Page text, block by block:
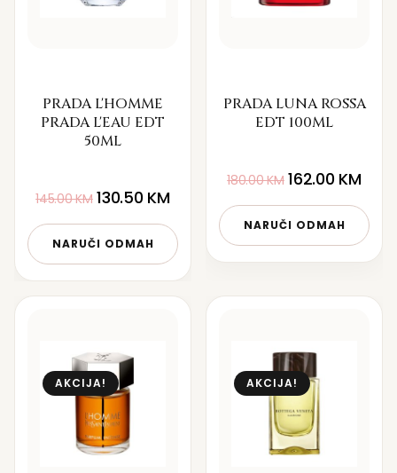
PRADA L'HOMME
PRADA L'EAU EDT
50ML
145.00KM 130.50 KM
NARUČI ODMAH
PRADA LUNA ROSSA
EDT 100ML
180.00KM 162.00 KM
NARUČI ODMAH
AKCIJA! AKCIJA!